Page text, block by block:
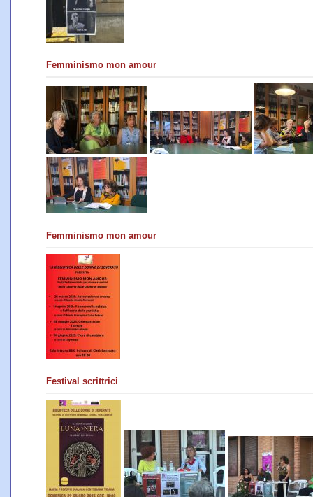
Femminismo mon amour
Femminismo mon amour
Festival scrittrici